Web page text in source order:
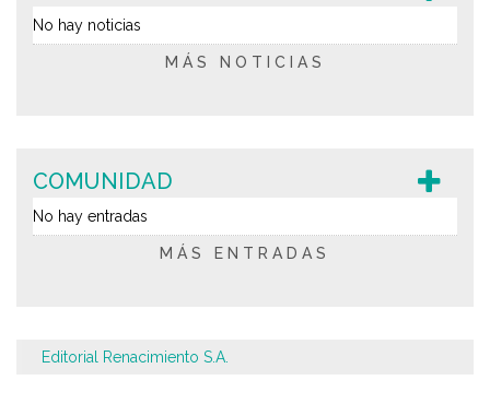
No hay noticias
MÁS NOTICIAS
COMUNIDAD
No hay entradas
MÁS ENTRADAS
Editorial Renacimiento S.A.